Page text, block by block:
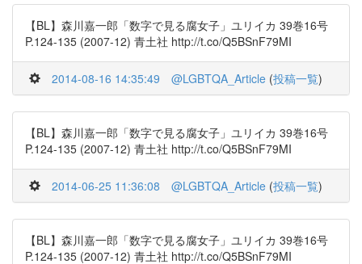
【BL】森川嘉一郎「数字で見る腐女子」ユリイカ 39巻16号
P.124-135 (2007-12) 青土社 http://t.co/Q5BSnF79MI
2014-08-16 14:35:49 @LGBTQA_Article (投稿一覧)
【BL】森川嘉一郎「数字で見る腐女子」ユリイカ 39巻16号
P.124-135 (2007-12) 青土社 http://t.co/Q5BSnF79MI
2014-06-25 11:36:08 @LGBTQA_Article (投稿一覧)
【BL】森川嘉一郎「数字で見る腐女子」ユリイカ 39巻16号
P.124-135 (2007-12) 青土社 http://t.co/Q5BSnF79MI